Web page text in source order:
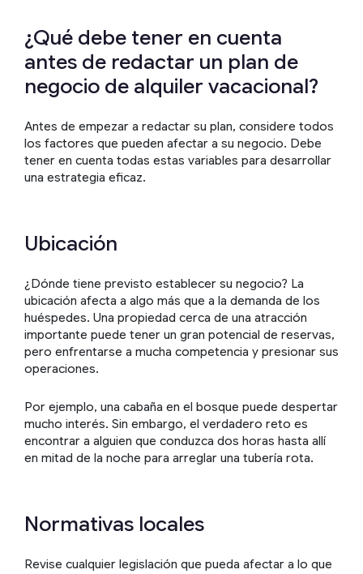
¿Qué debe tener en cuenta
antes de redactar un plan de
negocio de alquiler vacacional?
Antes de empezar a redactar su plan, considere todos
los factores que pueden afectar a su negocio. Debe
tener en cuenta todas estas variables para desarrollar
una estrategia eficaz.
Ubicación
¿Dónde tiene previsto establecer su negocio? La
ubicación afecta a algo más que a la demanda de los
huéspedes. Una propiedad cerca de una atracción
importante puede tener un gran potencial de reservas,
pero enfrentarse a mucha competencia y presionar sus
operaciones.
Por ejemplo, una cabaña en el bosque puede despertar
mucho interés. Sin embargo, el verdadero reto es
encontrar a alguien que conduzca dos horas hasta allí
en mitad de la noche para arreglar una tubería rota.
Normativas locales
Revise cualquier legislación que pueda afectar a lo que